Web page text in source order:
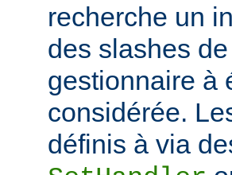
recherche un
des slashes
gestionnaire à
considérée.
définis à via